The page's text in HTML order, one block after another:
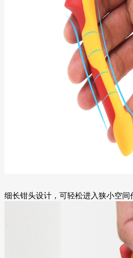
细长钳头设计，可轻松进入狭小空间